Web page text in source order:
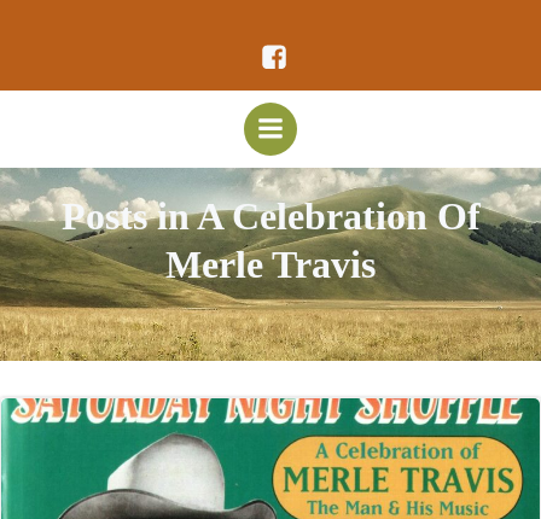
al
contenuto
Posts in A Celebration Of
Merle Travis